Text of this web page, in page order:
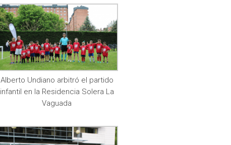
Alberto Undiano arbitró el partido
infantil en la Residencia Solera La
Vaguada